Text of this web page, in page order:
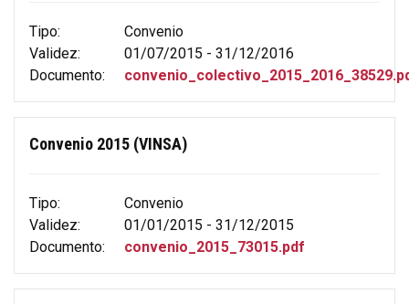
Tipo:
Convenio
Validez:
01/07/2015 - 31/12/2016
Documento:
Convenio 2015 (VINSA)
Tipo:
Convenio
Validez:
01/01/2015 - 31/12/2015
Documento:
convenio_2015_73015.pdf